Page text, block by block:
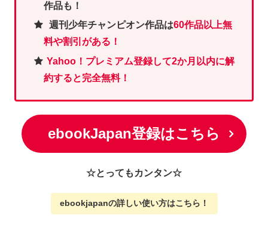
作品も！
週刊少年チャンピオン作品は60作品以上無
料や割引がある！
Yahoo！プレミアム登録して2か月以内に解
約すると完全無料！
ebookJapan登録はこちら
☆とってもカンタン☆
ebookjapanの詳しい使い方はこちら ！